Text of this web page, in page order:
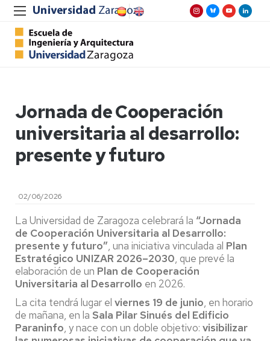
Jornada de Cooperación
universitaria al desarrollo:
presente y futuro
02/06/2026
La Universidad de Zaragoza celebrará la “Jornada
de Cooperación Universitaria al Desarrollo:
presente y futuro”, una iniciativa vinculada al Plan
Estratégico UNIZAR 2026–2030, que prevé la
elaboración de un Plan de Cooperación
Universitaria al Desarrollo en 2026.
La cita tendrá lugar el viernes 19 de junio, en horario
de mañana, en la Sala Pilar Sinués del Edificio
Paraninfo, y nace con un doble objetivo: visibilizar